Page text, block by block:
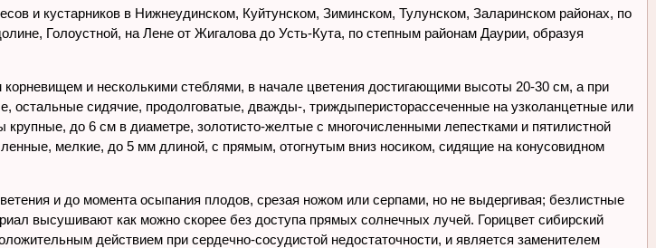
и кустарников в Нижнеудинском, Куйтунском, Зиминском, Тулунском, Заларинском районах, по
Голоустной, на Лене от Жигалова до Усть-Кута, по степным районам Даурии, образуя
корневищем и несколькими стеблями, в начале цветения достигающими высоты 20-30 см, а при
остальные сидячие, продолговатые, дважды-, триждыперисторассеченные на узколанцетные или
до 6 см в диаметре, золотисто-желтые с многочисленными лепестками и пятилистной
мелкие, до 5 мм длиной, с прямым, отогнутым вниз носиком, сидящие на конусовидном
и до момента осыпания плодов, срезая ножом или серпами, но не выдергивая; безлистные
высушивают как можно скорее без доступа прямых солнечных лучей. Горицвет сибирский
действием при сердечно-сосудистой недостаточности, и является заменителем